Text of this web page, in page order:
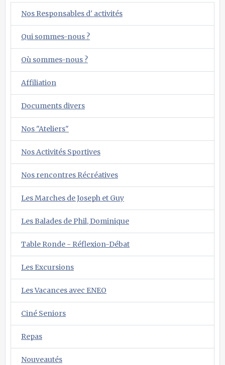
Nos Responsables d' activités
Qui sommes-nous ?
Où sommes-nous ?
Affiliation
Documents divers
Nos "Ateliers"
Nos Activités Sportives
Nos rencontres Récréatives
Les Marches de Joseph et Guy
Les Balades de Phil, Dominique
Table Ronde - Réflexion-Débat
Les Excursions
Les Vacances avec ENEO
Ciné Seniors
Repas
Nouveautés